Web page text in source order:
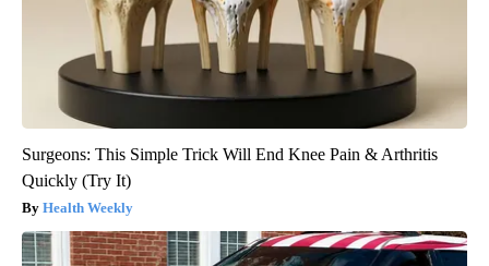
Surgeons: This Simple Trick Will End Knee Pain & Arthritis
Quickly (Try It)
Health Weekly